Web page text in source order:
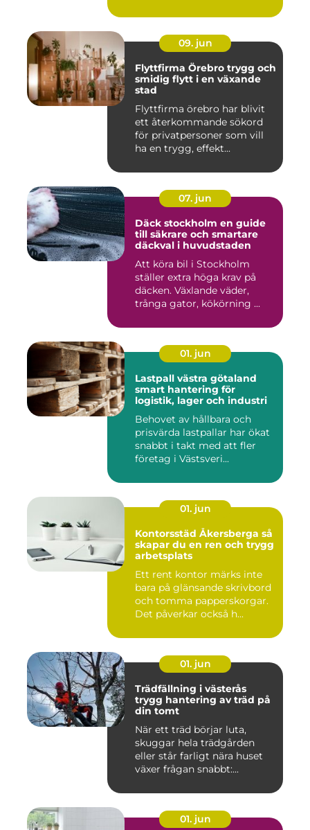
09. jun
Flyttfirma Örebro trygg och
smidig flytt i en växande
stad
Flyttfirma örebro har blivit
ett återkommande sökord
för privatpersoner som vill
ha en trygg, effekt...
07. jun
Däck stockholm en guide
till säkrare och smartare
däckval i huvudstaden
Att köra bil i Stockholm
ställer extra höga krav på
däcken. Växlande väder,
trånga gator, kökörning ...
01. jun
Lastpall västra götaland
smart hantering för
logistik, lager och industri
Behovet av hållbara och
prisvärda lastpallar har ökat
snabbt i takt med att fler
företag i Västsveri...
01. jun
Kontorsstäd Åkersberga så
skapar du en ren och trygg
arbetsplats
Ett rent kontor märks inte
bara på glänsande skrivbord
och tomma papperskorgar.
Det påverkar också h...
01. jun
Trädfällning i västerås
trygg hantering av träd på
din tomt
När ett träd börjar luta,
skuggar hela trädgården
eller står farligt nära huset
växer frågan snabbt:...
01. jun